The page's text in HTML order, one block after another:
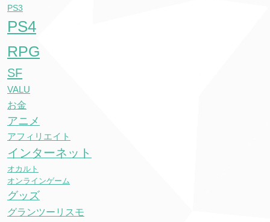
PS3
PS4
RPG
SF
VALU
お金
アニメ
アフィリエイト
インターネット
オカルト
オンラインゲーム
グッズ
グランツーリスモ